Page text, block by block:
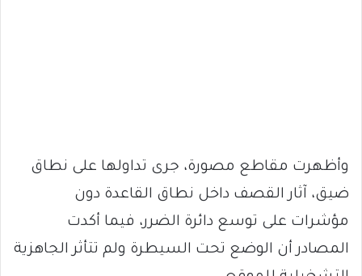
وأظهرت مقاطع مصورة، جرى تداولها على نطاق
ضيق، آثار القصف داخل نطاق القاعدة دون
مؤشرات على توسع دائرة الضرر، فيما أكدت
المصادر أن الوضع تحت السيطرة ولم تتأثر الجاهزية